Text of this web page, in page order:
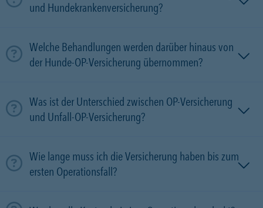
und Hundekrankenversicherung?
Welche Behandlungen werden darüber hinaus von
der Hunde-OP-Versicherung übernommen?
Was ist der Unterschied zwischen OP-Versicherung
und Unfall-OP-Versicherung?
Wie lange muss ich die Versicherung haben bis zum
ersten Operationsfall?